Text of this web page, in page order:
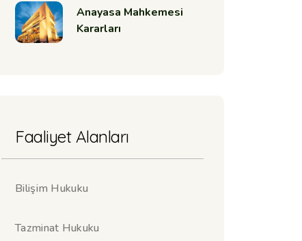
Anayasa Mahkemesi
Kararları
Faaliyet Alanları
Bilişim Hukuku
Tazminat Hukuku